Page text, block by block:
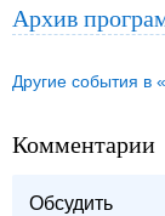
Архив
Другие события в
Комментарии
Обсудить